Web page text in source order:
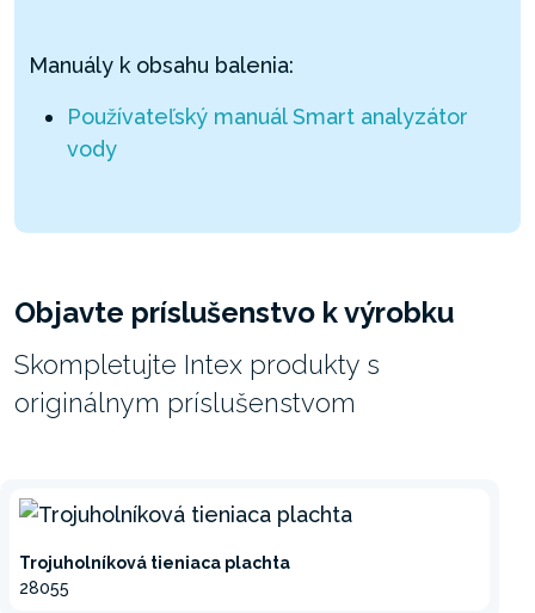
Manuály k obsahu balenia:
Používateľský manuál Smart analyzátor
vody
Objavte príslušenstvo k výrobku
Skompletujte Intex produkty s
originálnym príslušenstvom
Trojuholníková tieniaca plachta
28055